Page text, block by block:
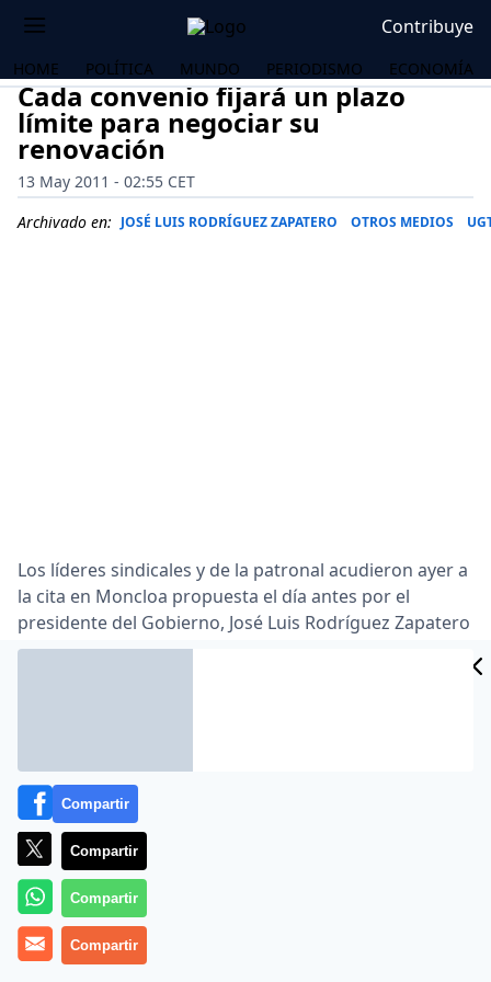
Contribuye
HOME POLÍTICA MUNDO PERIODISMO ECONOMÍA
Cada convenio fijará un plazo
límite para negociar su
renovación
13 May 2011 - 02:55 CET
Archivado en: JOSÉ LUIS RODRÍGUEZ ZAPATERO OTROS MEDIOS
Los líderes sindicales y de la patronal acudieron ayer a
la cita en Moncloa propuesta el día antes por el
presidente del Gobierno, José Luis Rodríguez Zapatero
… No obstante, Toxo y su homólogo de UGT, Cándido
escollos a los que se ha enfrentado el proceso …
Lea el artículo completo en
Compartir
Compartir
Compartir
Compartir